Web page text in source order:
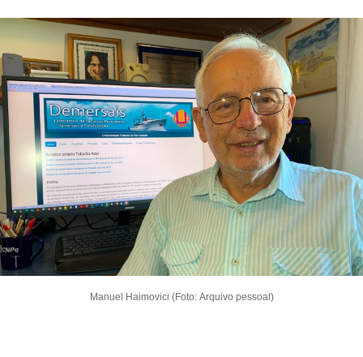
Manuel Haimovici (Foto: Arquivo pessoal)